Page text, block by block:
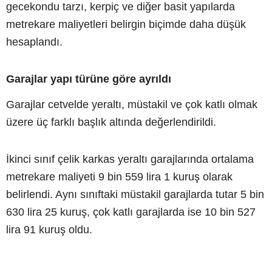
gecekondu tarzı, kerpiç ve diğer basit yapılarda
metrekare maliyetleri belirgin biçimde daha düşük
hesaplandı.
Garajlar yapı türüne göre ayrıldı
Garajlar cetvelde yeraltı, müstakil ve çok katlı olmak
üzere üç farklı başlık altında değerlendirildi.
İkinci sınıf çelik karkas yeraltı garajlarında ortalama
metrekare maliyeti 9 bin 559 lira 1 kuruş olarak
belirlendi. Aynı sınıftaki müstakil garajlarda tutar 5 bin
630 lira 25 kuruş, çok katlı garajlarda ise 10 bin 527
lira 91 kuruş oldu.